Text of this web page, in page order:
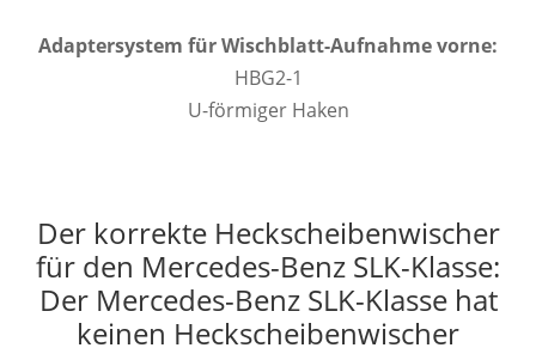
Adaptersystem für Wischblatt-Aufnahme vorne:
HBG2-1
U-förmiger Haken
Der korrekte Heckscheibenwischer
für den Mercedes-Benz SLK-Klasse:
Der Mercedes-Benz SLK-Klasse hat
keinen Heckscheibenwischer